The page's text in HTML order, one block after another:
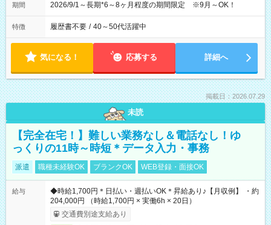
期間 2026/9/1～長期*6～8ヶ月程度の期間限定 ※9月～OK！
特徴 履歴書不要 / 40～50代活躍中
気になる！ 応募する 詳細へ
掲載日：2026.07.29
未読
【完全在宅！】難しい業務なし＆電話なし！ゆ
っくりの11時～時短＊データ入力・事務
派遣 職種未経験OK ブランクOK WEB登録・面接OK
給与
◆時給1,700円＊日払い・週払いOK＊昇給あり♪【月収例】 ・約
204,000円 （時給1,700円 × 実働6h × 20日）
交通費別途支給あり